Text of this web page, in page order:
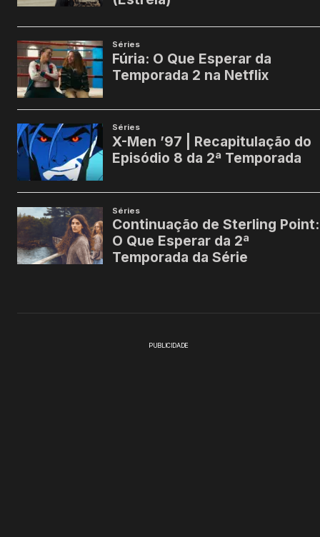
PUBLICIDADE